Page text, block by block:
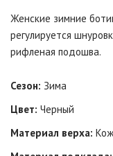
Женские зимние
регулируется
рифленая подошва.
Сезон: Зима
Цвет: Черный
Материал верха: